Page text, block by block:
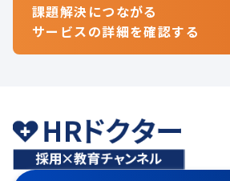
課題解決につながる
サービスの詳細を確認する